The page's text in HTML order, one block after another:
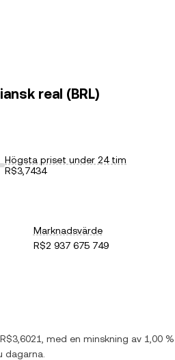
real (BRL)
Högsta priset under 24 tim
R$3,7434
Marknadsvärde
R$2 937 675 749
R$3,6021 , med en minskning av 1,00 %
dagarna.